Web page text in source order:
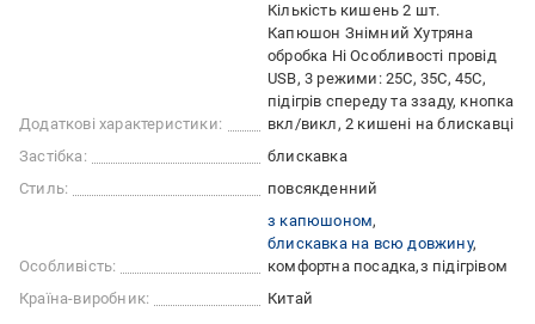
Додаткові характеристики:
Кількість кишень 2 шт.
Капюшон Знімний Хутряна
обробка Ні Особливості провід
USB, 3 режими: 25С, 35С, 45С,
підігрів спереду та ззаду, кнопка
вкл/викл, 2 кишені на блискавці
Застібка:
блискавка
Стиль:
повсякденний
Особливість:
з капюшоном
блискавка на всю довжину
комфортна посадка з підігрівом
Країна-виробник:
Китай